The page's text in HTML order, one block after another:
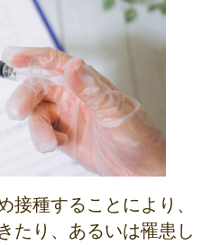
接種することにより、
たり、あるいは罹患し